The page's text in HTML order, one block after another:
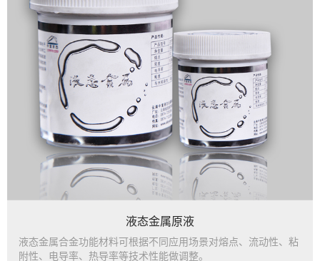
液态金属原液
液态金属合金功能材料可根据不同应用场景对熔点、流动性、粘
附性、电导率、热导率等技术性能做调整。